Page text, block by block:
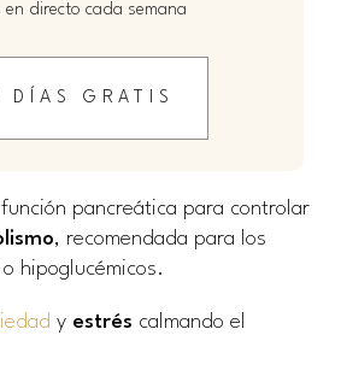
en directo cada semana
DÍAS GRATIS
función pancreática para controlar
, recomendada para los
hipoglucémicos.
y estrés calmando el